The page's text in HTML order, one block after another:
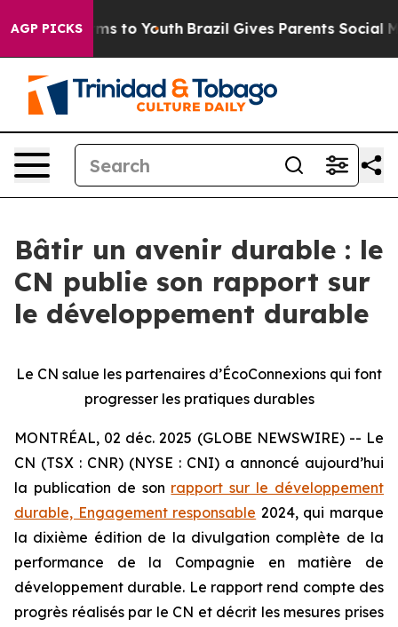
AGP PICKS
Harms to Youth Brazil Gives Parents Social
Bâtir un avenir durable : le
CN publie son rapport sur
le développement durable
Le CN salue les partenaires d’ÉcoConnexions qui font
progresser les pratiques durables
MONTRÉAL, 02 déc. 2025 (GLOBE NEWSWIRE) -- Le
CN (TSX : CNR) (NYSE : CNI) a annoncé aujourd’hui
la publication de son rapport sur le développement
durable, Engagement responsable 2024, qui marque
la dixième édition de la divulgation complète de la
performance de la Compagnie en matière de
développement durable. Le rapport rend compte des
progrès réalisés par le CN et décrit les mesures prises